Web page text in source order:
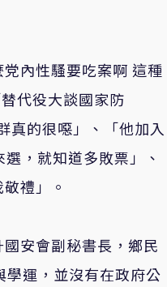
內性騷要吃案啊 這種
代役大談國家防
真的很噁」、「他加入
，就知道多敗票」、
禮」。
安會副秘書長，鄉民
運，並沒有在政府公